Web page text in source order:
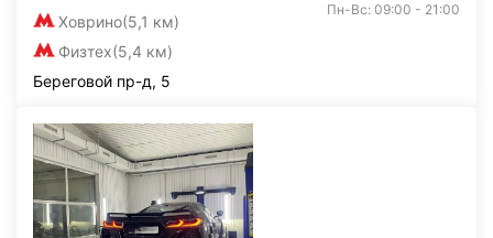
Ховрино(5,1 км)
Физтех(5,4 км)
Пн-Вс: 09:00 - 21:00
Береговой пр-д, 5